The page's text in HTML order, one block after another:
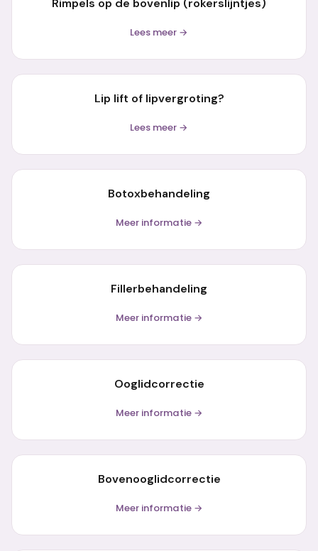
Rimpels op de bovenlip (rokerslijntjes)
Lees meer →
Lip lift of lipvergroting?
Lees meer →
Botoxbehandeling
Meer informatie →
Fillerbehandeling
Meer informatie →
Ooglidcorrectie
Meer informatie →
Bovenooglidcorrectie
Meer informatie →